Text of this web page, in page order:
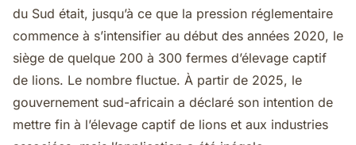
du Sud était, jusqu’à ce que la pression réglementaire
commence à s’intensifier au début des années 2020, le
siège de quelque 200 à 300 fermes d’élevage captif
de lions. Le nombre fluctue. À partir de 2025, le
gouvernement sud-africain a déclaré son intention de
mettre fin à l’élevage captif de lions et aux industries